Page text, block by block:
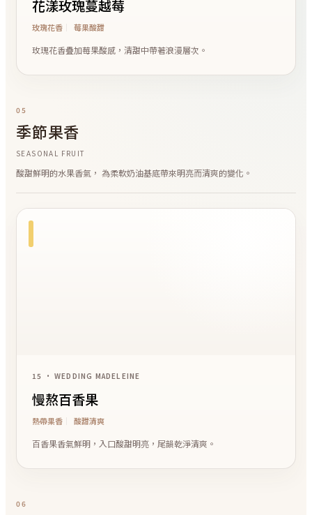
花漾玫瑰蔓越莓
玫瑰花香 莓果酸甜
玫瑰花香疊加莓果酸感，清甜中帶著浪漫層次。
05
季節果香
SEASONAL FRUIT
酸甜鮮明的水果香氣， 為柔軟奶油基底帶來明亮而清爽的變化。
15 • WEDDING MADELEINE
慢熬百香果
熱帶果香 酸甜清爽
百香果香氣鮮明，入口酸甜明亮，尾韻乾淨清爽。
06